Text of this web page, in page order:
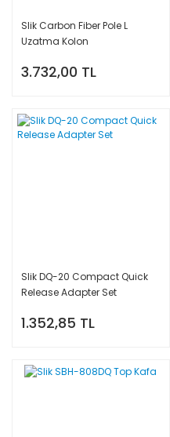
Slik Carbon Fiber Pole L
Uzatma Kolon
3.732,00 TL
Slik DQ-20 Compact Quick
Release Adapter Set
1.352,85 TL